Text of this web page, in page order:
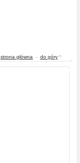
strona główna - do góry ^